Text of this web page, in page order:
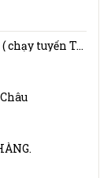
Công ty xe khách Nam Phát ( chạy tuyến Tây Ninh - Đà Lạt)